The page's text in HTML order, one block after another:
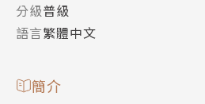
分級普級
語言繁體中文
簡介